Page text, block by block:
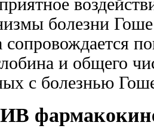
болезни
сопровождается
и общего
с болезнью